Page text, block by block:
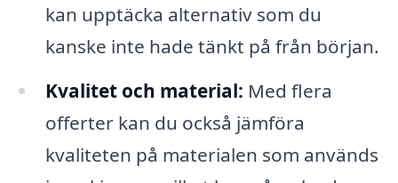
kan upptäcka alternativ som du
kanske inte hade tänkt på från början.
Kvalitet och material: Med flera
offerter kan du också jämföra
kvaliteten på materialen som används